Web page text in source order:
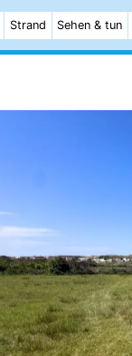
Strand Sehen & tun